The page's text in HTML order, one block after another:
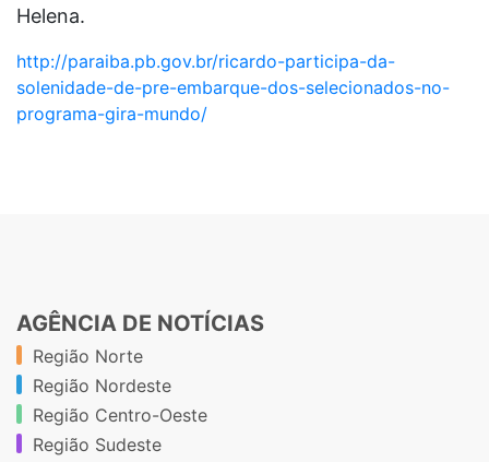
Helena.
http://paraiba.pb.gov.br/ricardo-participa-da-
solenidade-de-pre-embarque-dos-selecionados-no-
programa-gira-mundo/
AGÊNCIA DE NOTÍCIAS
Região Norte
Região Nordeste
Região Centro-Oeste
Região Sudeste